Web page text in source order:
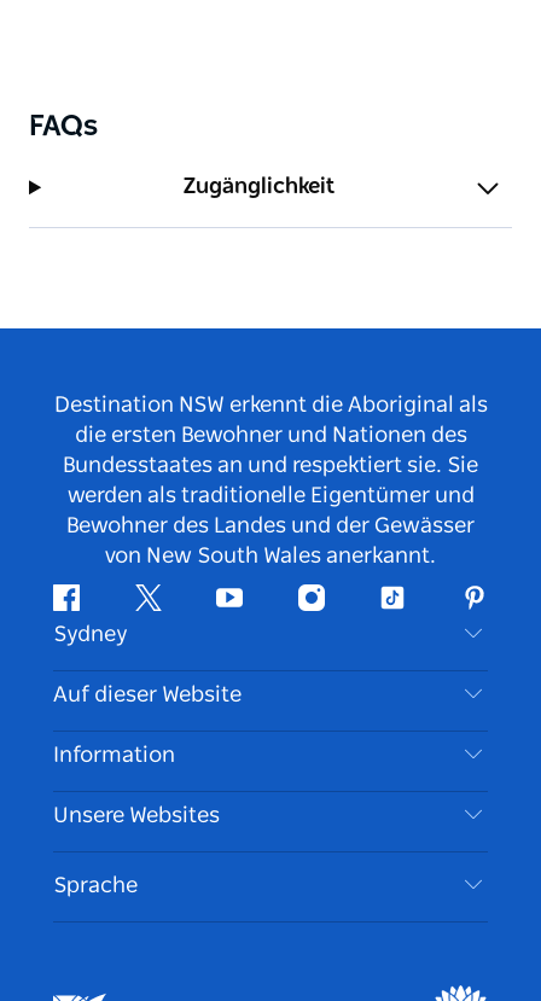
FAQs
Zugänglichkeit
Destination NSW erkennt die Aboriginal als
die ersten Bewohner und Nationen des
Bundesstaates an und respektiert sie. Sie
werden als traditionelle Eigentümer und
Bewohner des Landes und der Gewässer
von New South Wales anerkannt.
FacebookTwitter YouTubeInstagramTikTok
Sydney
Kontaktieren Sie uns
Haftungsausschluss
Cookie Notice
Auf dieser Website
Reiseziele
Aktivitäten
Veranstaltungen
Unterkunft
Information
Reiseinformationen
Barrierefreies Sydney
Tragen Sie Ihr Unternehmen ein
Unsere Websites
Sprache